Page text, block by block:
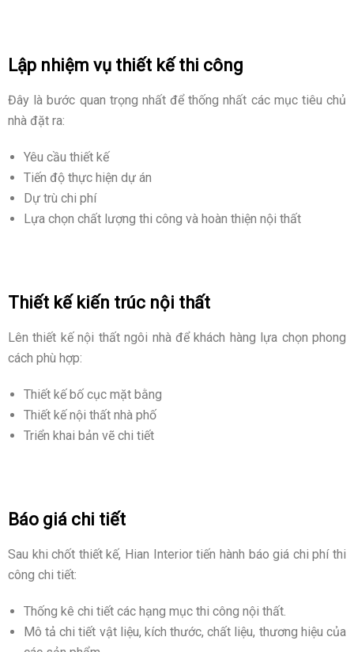
Lập nhiệm vụ thiết kế thi công
Đây là bước quan trọng nhất để thống nhất các mục tiêu chủ
nhà đặt ra:
Yêu cầu thiết kế
Tiến độ thực hiện dự án
Dự trù chi phí
Lựa chọn chất lượng thi công và hoàn thiện nội thất
Thiết kế kiến trúc nội thất
Lên thiết kế nội thất ngôi nhà để khách hàng lựa chọn phong
cách phù hợp:
Thiết kế bố cục mặt bằng
Thiết kế nội thất nhà phố
Triển khai bản vẽ chi tiết
Báo giá chi tiết
Sau khi chốt thiết kế, Hian Interior tiến hành báo giá chi phí thi
công chi tiết:
Thống kê chi tiết các hạng mục thi công nội thất.
Mô tả chi tiết vật liệu, kích thước, chất liệu, thương hiệu của